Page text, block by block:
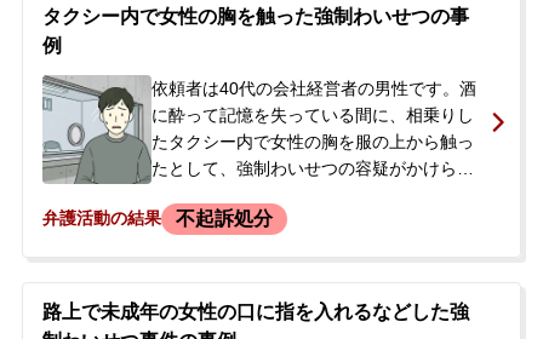
タクシー内で女性の胸を触った強制わいせつの事
例
依頼者は40代の会社経営者の男性です。酒
に酔って記憶を失っている間に、相乗りし
たタクシー内で女性の胸を服の上から触っ
たとして、強制わいせつの容疑がかけられ
を訪れたため、刑事事件化を不安に感じ当
映像が証拠となり、その場で逮捕されまし
た。本人は犯行の記憶が全くありませんで
弁護活動の結果 不起訴処分
路上で未成年の女性の口に指を入れるなどした強